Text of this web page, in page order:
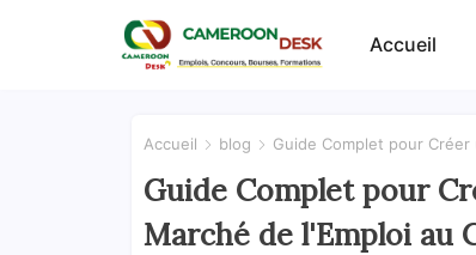
Accueil
Accueil blog Guide Complet pour
Guide Complet pour
Marché de l'Emploi au